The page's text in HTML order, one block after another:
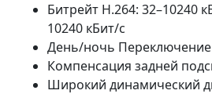
Битрейт H.264: 32–10240
10240 кБит/с
День/ночь Переключение
Компенсация задней
Широкий динамический